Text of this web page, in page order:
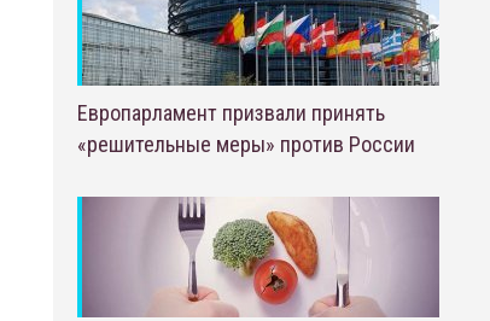
Европарламент призвали принять
«решительные меры» против России